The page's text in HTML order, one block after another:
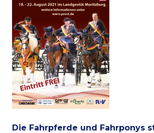
Die Fahrpferde und Fahrponys